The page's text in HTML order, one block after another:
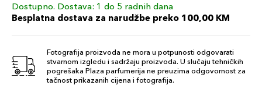
Dostupno. Dostava: 1 do 5 radnih dana
Besplatna dostava za narudžbe preko 100,00 KM
Fotografija proizvoda ne mora u potpunosti odgovarati
stvarnom izgledu i sadržaju proizvoda. U slučaju tehničkih
pogrešaka Plaza parfumerija ne preuzima odgovornost za
tačnost prikazanih cijena i fotografija.